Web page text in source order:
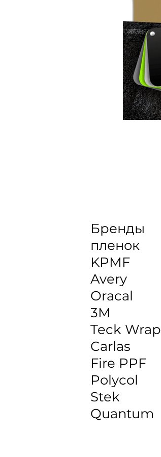
Бренды
пленок
KPMF
Avery
Oracal
3M
Teck Wrap
Carlas
Fire PPF
Polycol
Stek
Quantum